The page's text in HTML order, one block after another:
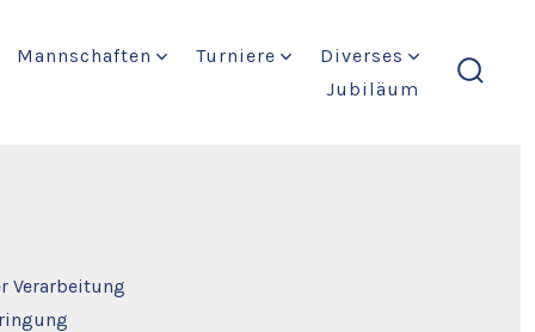
Mannschaften Turniere
Diverses
Jubiläum
Verarbeitung